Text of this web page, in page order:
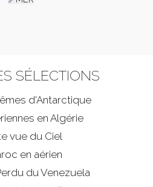
SÉLECTIONS
d'Antarctique
en Algérie
vue du Ciel
en aérien
du Venezuela